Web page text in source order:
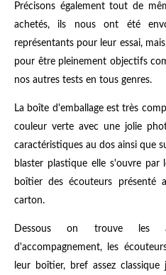
Précisons également tout de
achetés, ils nous ont été
représentants pour leur essai,
pour être pleinement objectifs
nos autres tests en tous genres.
La boîte d'emballage est très
couleur verte avec une jolie
caractéristiques au dos ainsi que
blaster plastique elle s'ouvre par
boîtier des écouteurs présenté
carton.
Dessous on trouve les
d'accompagnement, les
leur boîtier, bref assez